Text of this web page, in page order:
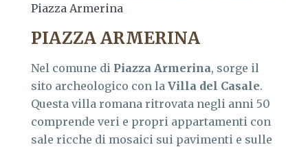
Piazza Armerina
PIAZZA ARMERINA
Nel comune di Piazza Armerina, sorge il
sito archeologico con la Villa del Casale.
Questa villa romana ritrovata negli anni 50
comprende veri e propri appartamenti con
sale ricche di mosaici sui pavimenti e sulle